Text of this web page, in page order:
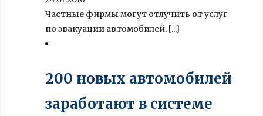
Частные фирмы могут отлучить от услуг
по эвакуации автомобилей. [...]
200 новых автомобилей
заработают в системе